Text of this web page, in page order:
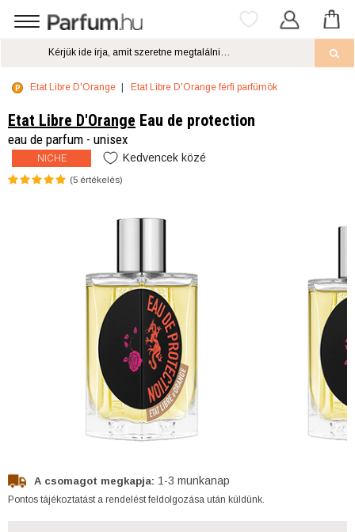
Etat Libre D'Orange Etat Libre D'Orange férfi parfümök
Etat Libre D'Orange Eau de protection
eau de parfum - unisex
NICHE Kedvencek közé
(5 értékelés)
A csomagot megkapja: 1-3 munkanap
Pontos tájékoztatást a rendelést feldolgozása után küldünk.